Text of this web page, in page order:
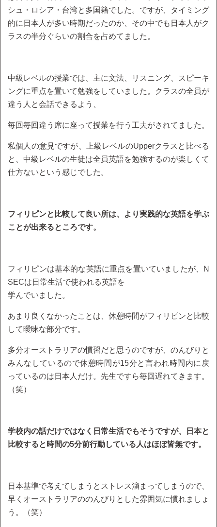
シュ・ロシア・台湾と多国籍でした。ですが、タイミング
的に日本人が多い時期だったのか、その中でも日本人がク
ラスの半分ぐらいの割合を占めてました。
中級レベルの授業では、主に文法、リスニング、スピーキ
ングに重点を置いて勉強をしていました。クラスの全員が
違う人と会話できるよう、
毎回毎回違う席に座って授業を行う工夫がされてました。
私個人の意見ですが、上級レベルのUpperクラスと比べる
と、中級レベルの生徒は全員英語を勉強するのが楽しくて
仕方ないという感じでした。
フィリピンと比較して良い所は、より実践的な英語を学ぶ
ことが出来るところです。
フィリピンは基本的な英語に重点を置いていましたが、N
SECは日常生活で使われる英語を
学んでいました。
あまり良くなかったことは、休憩時間がフィリピンと比較
して曖昧な部分です。
多分オーストラリアの慣習だと思うのですが、のんびりと
みんなしているので休憩時間が15分と言われ時間内に戻
っているのは日本人だけ。先生ですら毎回遅れてきます。
（笑）
学校内の話だけではなく日常生活でもそうですが、日本と
比較すると時間の5分前行動している人はほぼ皆無です。
日本基準で考えてしまうとストレス溜まってしまうので、
早くオーストラリアののんびりとした雰囲気に慣れましょ
う。（笑）